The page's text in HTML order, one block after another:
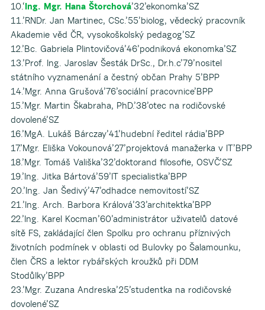
10.‘Ing. Mgr. Hana Štorchová’32’ekonomka’SZ
11.’RNDr. Jan Martinec, CSc.’55’biolog, vědecký pracovník
Akademie věd ČR, vysokoškolský pedagog’SZ
12.’Bc. Gabriela Plintovičová’46’podniková ekonomka’SZ
13.’Prof. Ing. Jaroslav Šesták DrSc., Dr.h.c’79’nositel
státního vyznamenání a čestný občan Prahy 5’BPP
14.’Mgr. Anna Grušová’76’sociální pracovnice’BPP
15.’Mgr. Martin Škabraha, PhD.’38’otec na rodičovské
dovolené’SZ
16.’MgA. Lukáš Bárczay’41’hudební ředitel rádia’BPP
17.’Mgr. Eliška Vokounová’27’projektová manažerka v IT’BPP
18.’Mgr. Tomáš Vališka’32’doktorand filosofie, OSVČ’SZ
19.’Ing. Jitka Bártová’59’IT specialistka’BPP
20.’Ing. Jan Šedivý’47’odhadce nemovitostí’SZ
21.’Ing. Arch. Barbora Králová’33’architektka’BPP
22.’Ing. Karel Kocman’60’administrátor uživatelů datové
sítě FS, zakládající člen Spolku pro ochranu příznivých
životních podmínek v oblasti od Bulovky po Šalamounku,
člen ČRS a lektor rybářských kroužků při DDM
Stodůlky’BPP
23.’Mgr. Zuzana Andreska’25’studentka na rodičovské
dovolené’SZ